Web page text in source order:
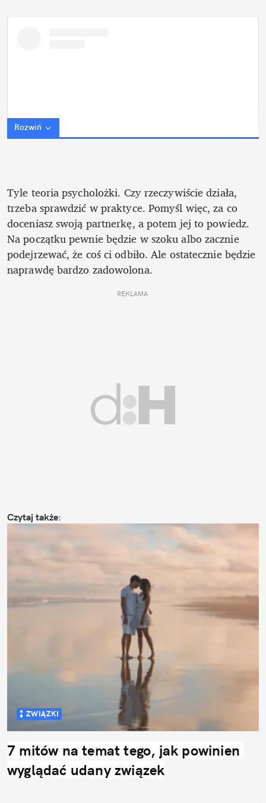
Rozwiń
Tyle teoria psycholożki. Czy rzeczywiście działa,
trzeba sprawdzić w praktyce. Pomyśl więc, za co
doceniasz swoją partnerkę, a potem jej to powiedz.
Na początku pewnie będzie w szoku albo zacznie
podejrzewać, że coś ci odbiło. Ale ostatecznie będzie
naprawdę bardzo zadowolona.
REKLAMA
Czytaj także:
ZWIĄZKI
7 mitów na temat tego, jak powinien
wyglądać udany związek